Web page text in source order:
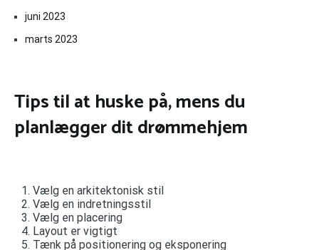
juni 2023
marts 2023
Tips til at huske på, mens du
planlægger dit drømmehjem
Vælg en arkitektonisk stil
Vælg en indretningsstil
Vælg en placering
Layout er vigtigt
Tænk på positionering og eksponering